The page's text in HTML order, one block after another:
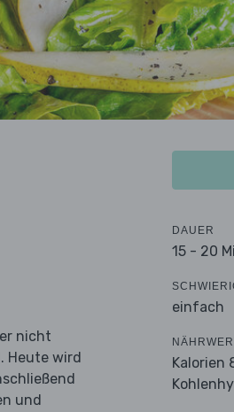
nicht
Heute wird
und
DAUER
15 - 20
einfach
Kalorien